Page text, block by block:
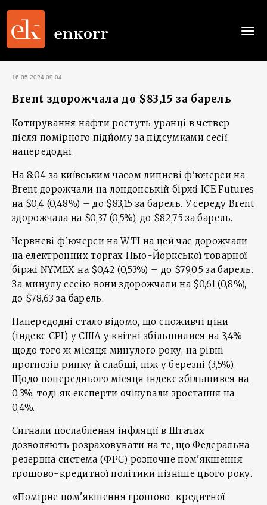
16.05.2024 09:04
Brent здорожчала до $83,15 за барель
Котирування нафти ростуть уранці в четвер
після помірного підйому за підсумками сесії
напередодні.
На 8:04 за київським часом липневі ф'ючерси на
Brent дорожчали на лондонській біржі ICE Futures
на $0,4 (0,48%) – до $83,15 за барель. У середу Brent
здорожчала на $0,37 (0,5%), до $82,75 за барель.
Червневі ф'ючерси на WTI на цей час дорожчали
на електронних торгах Нью-Йоркської товарної
біржі NYMEX на $0,42 (0,53%) – до $79,05 за барель.
За минулу сесію вони здорожчали на $0,61 (0,8%),
до $78,63 за барель.
Напередодні стало відомо, що споживчі ціни
(індекс CPI) у США у квітні збільшилися на 3,4%
щодо того ж місяця минулого року, на рівні
прогнозів ринку й слабші, ніж у березні (3,5%).
Щодо попереднього місяця індекс збільшився на
0,3%, тоді як експерти очікували зростання на
0,4%.
Сигнали послаблення інфляції в Штатах
дозволяють розраховувати на те, що Федеральна
резервна система (ФРС) розпочне пом'якшення
грошово-кредитної політики пізніше цього року.
«Помірне пом'якшення грошово-кредитної